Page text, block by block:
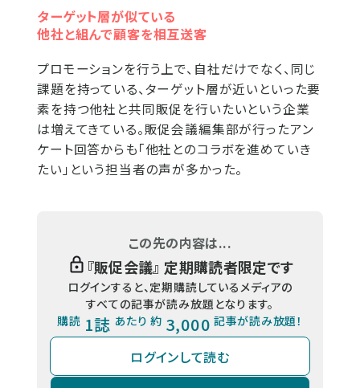
ターゲット層が似ている
他社と組んで顧客を相互送客
プロモーションを行う上で、自社だけでなく、同じ
課題を持っている、ターゲット層が近いといった要
素を持つ他社と共同販促を行いたいという企業
は増えてきている。販促会議編集部が行ったアン
ケート回答からも「他社とのコラボを進めていき
たい」という担当者の声が多かった。
この先の内容は...
『販促会議』 定期購読者限定です
ログインすると、定期購読しているメディアの
すべての記事が読み放題となります。
購読 1誌 あたり 約 3,000 記事が読み放題！
ログインして読む